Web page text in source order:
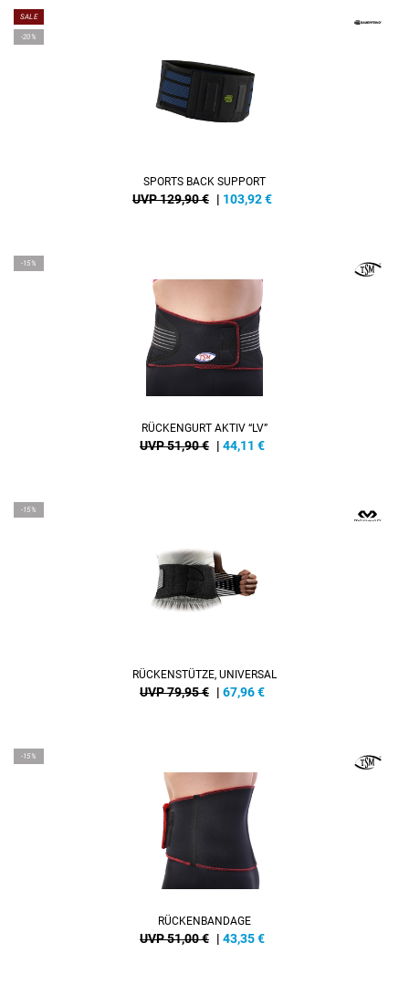
SALE
-20%
SPORTS BACK SUPPORT
UVP 129,90 € | 103,92€
-15%
RÜCKENGURT AKTIV “LV”
UVP 51,90 € | 44,11 €
-15%
RÜCKENSTÜTZE, UNIVERSAL
UVP 79,95 € | 67,96€
-15%
RÜCKENBANDAGE
UVP 51,00 € | 43,35€